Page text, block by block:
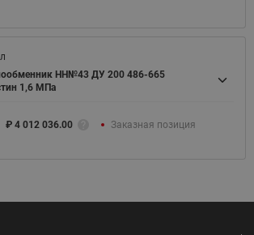
НН№43 ДУ 200 486-665
1,6 МПа
₽ 4 012 036.00 Заказная позиция